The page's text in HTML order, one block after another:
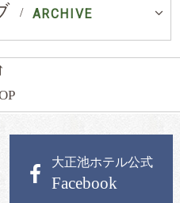
ARCHIVE
大正池ホテル公式
Facebook